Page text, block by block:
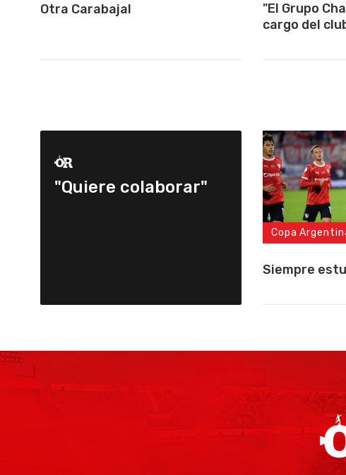
Otra Carabajal
"El Grupo
cargo del
"Quiere colaborar"
Copa
Siempre